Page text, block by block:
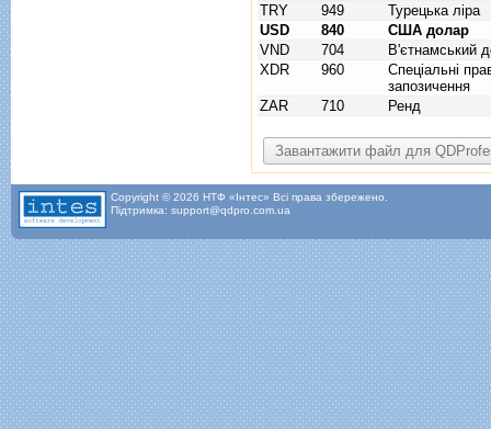
TRY
949
Турецька ліра
USD
840
США долар
VND
704
В'єтнамський
XDR
960
Спецiальнi
запозичення
ZAR
710 Ренд
Copyright © 2026 НТФ «Інтес» Всі права збережено.
Підтримка: support@qdpro.com.ua